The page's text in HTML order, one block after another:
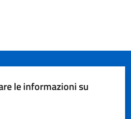
le informazioni su